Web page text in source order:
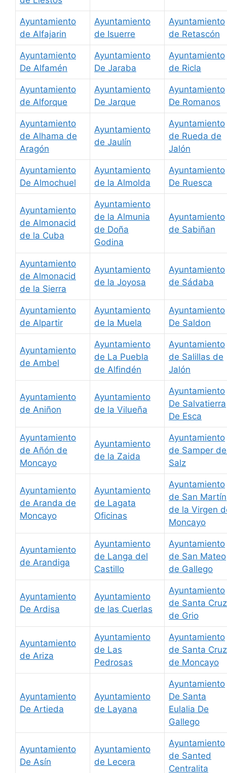
Ayuntamiento
de Alfajarin
Ayuntamiento
de Isuerre
Ayuntamiento
de Retascón
Ayuntamiento
De Alfamén
Ayuntamiento
De Jaraba
Ayuntamiento
de Ricla
Ayuntamiento
de Alforque
Ayuntamiento
De Jarque
Ayuntamiento
De Romanos
Ayuntamiento
de Alhama de
Aragón
Ayuntamiento
de Jaulín
Ayuntamiento
de Rueda de
Jalón
Ayuntamiento
De Almochuel
Ayuntamiento
de la Almolda
Ayuntamiento
De Ruesca
Ayuntamiento
de Almonacid
de la Cuba
Ayuntamiento
de la Almunia
de Doña
Godina
Ayuntamiento
de Sabiñan
Ayuntamiento
de Almonacid
de la Sierra
Ayuntamiento
de la Joyosa
Ayuntamiento
de Sádaba
Ayuntamiento
de Alpartir
Ayuntamiento
de la Muela
Ayuntamiento
De Saldon
Ayuntamiento
de Ambel
Ayuntamiento
de La Puebla
de Alfindén
Ayuntamiento
de Salillas de
Jalón
Ayuntamiento
de Aniñon
Ayuntamiento
de la Vilueña
Ayuntamiento
De Salvatierra
De Esca
Ayuntamiento
de Añón de
Moncayo
Ayuntamiento
de la Zaida
Ayuntamiento
de Samper
Salz
Ayuntamiento
de Aranda de
Moncayo
Ayuntamiento
de Lagata
Oficinas
Ayuntamiento
de San Martín
de la Virgen
Moncayo
Ayuntamiento
de Arandiga
Ayuntamiento
de Langa del
Castillo
Ayuntamiento
de San Mateo
de Gallego
Ayuntamiento
De Ardisa
Ayuntamiento
de las Cuerlas
Ayuntamiento
de Santa Cruz
de Grio
Ayuntamiento
de Ariza
Ayuntamiento
de Las
Pedrosas
Ayuntamiento
de Santa Cruz
de Moncayo
Ayuntamiento
De Artieda
Ayuntamiento
de Layana
Ayuntamiento
De Santa
Eulalia De
Gallego
Ayuntamiento
De Asín
Ayuntamiento
de Lecera
Ayuntamiento
de Santed
Centralita